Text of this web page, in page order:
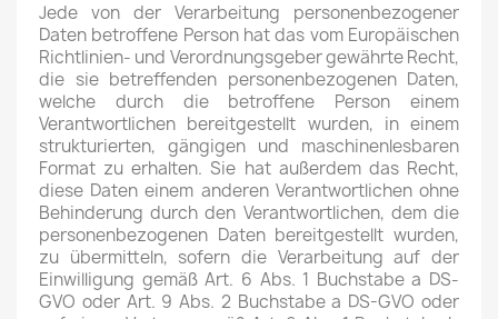
Jede von der Verarbeitung personenbezogener
Daten betroffene Person hat das vom Europäischen
Richtlinien- und Verordnungsgeber gewährte Recht,
die sie betreffenden personenbezogenen Daten,
welche durch die betroffene Person einem
Verantwortlichen bereitgestellt wurden, in einem
strukturierten, gängigen und maschinenlesbaren
Format zu erhalten. Sie hat außerdem das Recht,
diese Daten einem anderen Verantwortlichen ohne
Behinderung durch den Verantwortlichen, dem die
personenbezogenen Daten bereitgestellt wurden,
zu übermitteln, sofern die Verarbeitung auf der
Einwilligung gemäß Art. 6 Abs. 1 Buchstabe a DS-
GVO oder Art. 9 Abs. 2 Buchstabe a DS-GVO oder